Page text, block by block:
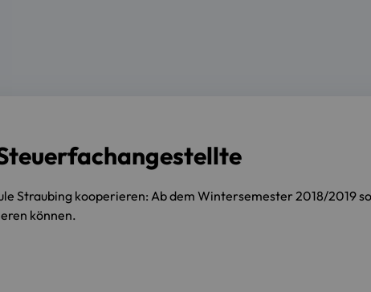
Straubing kooperieren: Ab dem Wintersemester 2018/2019
können.